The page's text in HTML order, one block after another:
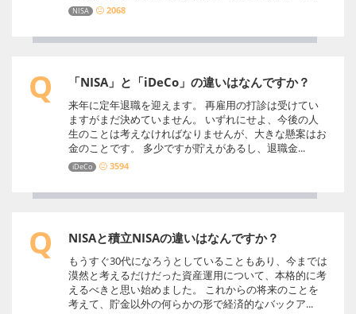
NISA 2068
Q 「NISA」と「iDeCo」の違いはなんですか？
来年に定年退職を迎えます。 再雇用の打診は受けてい
ますがまだ決めていません。 いずれにせよ、今後の人
生のことは考えなければなりませんが、大きな懸案はお
金のことです。 多少ですが貯えがあるし、退職金...
iDeCo 3594
Q NISAと積立NISAの違いはなんですか？
もうすぐ30代になろうとしていることもあり、今までは
漠然と考えるだけだった資産運用について、本格的に考
えるべきと思い始めました。 これからの将来のことを
考えて、貯金以外の何らかの形で経済的なバックア...